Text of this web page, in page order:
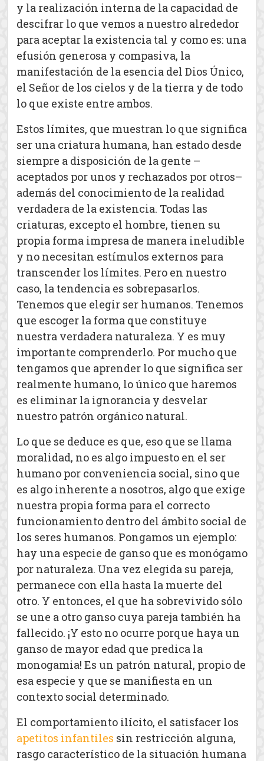
y la realización interna de la capacidad de
descifrar lo que vemos a nuestro alrededor
para aceptar la existencia tal y como es: una
efusión generosa y compasiva, la
manifestación de la esencia del Dios Único,
el Señor de los cielos y de la tierra y de todo
lo que existe entre ambos.
Estos límites, que muestran lo que significa
ser una criatura humana, han estado desde
siempre a disposición de la gente –
aceptados por unos y rechazados por otros–
además del conocimiento de la realidad
verdadera de la existencia. Todas las
criaturas, excepto el hombre, tienen su
propia forma impresa de manera ineludible
y no necesitan estímulos externos para
transcender los límites. Pero en nuestro
caso, la tendencia es sobrepasarlos.
Tenemos que elegir ser humanos. Tenemos
que escoger la forma que constituye
nuestra verdadera naturaleza. Y es muy
importante comprenderlo. Por mucho que
tengamos que aprender lo que significa ser
realmente humano, lo único que haremos
es eliminar la ignorancia y desvelar
nuestro patrón orgánico natural.
Lo que se deduce es que, eso que se llama
moralidad, no es algo impuesto en el ser
humano por conveniencia social, sino que
es algo inherente a nosotros, algo que exige
nuestra propia forma para el correcto
funcionamiento dentro del ámbito social de
los seres humanos. Pongamos un ejemplo:
hay una especie de ganso que es monógamo
por naturaleza. Una vez elegida su pareja,
permanece con ella hasta la muerte del
otro. Y entonces, el que ha sobrevivido sólo
se une a otro ganso cuya pareja también ha
fallecido. ¡Y esto no ocurre porque haya un
ganso de mayor edad que predica la
monogamia! Es un patrón natural, propio de
esa especie y que se manifiesta en un
contexto social determinado.
El comportamiento ilícito, el satisfacer los
apetitos infantiles sin restricción alguna,
rasgo característico de la situación humana